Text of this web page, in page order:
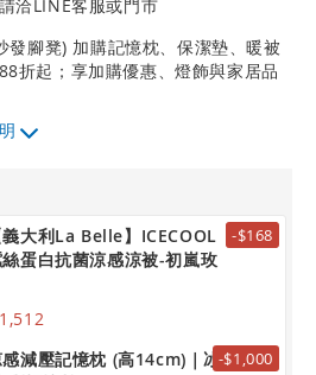
洽LINE客服或門市
腳凳) 加購記憶枕、保潔墊、暖被
折起；享加購優惠、燈飾與家居品
大利La Belle】ICECOOL
蛋白抗菌涼感涼被-初嵐玫
-$168
減壓記憶枕 (高14cm)｜冰-$1,000